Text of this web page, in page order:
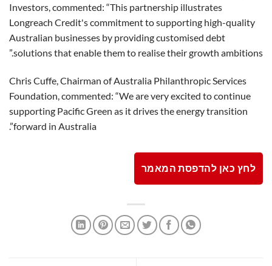
Investors, commented: “This partnership illustrates
Longreach Credit's commitment to supporting high-quality
Australian businesses by providing customised debt
solutions that enable them to realise their growth ambitions.”
Chris Cuffe, Chairman of Australia Philanthropic Services
Foundation, commented: “We are very excited to continue
supporting Pacific Green as it drives the energy transition
forward in Australia”.
לחץ כאן להדפסת המאמר